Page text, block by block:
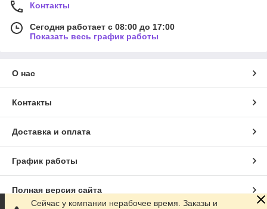
Контакты
Сегодня работает с 08:00 до 17:00
Показать весь график работы
О нас
Контакты
Доставка и оплата
График работы
Полная версия сайта
Сейчас у компании нерабочее время. Заказы и